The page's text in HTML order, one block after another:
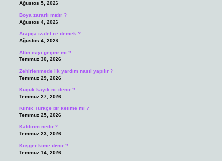
Ağustos 5, 2026
Boya zararlı mıdır ?
Ağustos 4, 2026
Arapça izafet ne demek ?
Ağustos 4, 2026
Altın ısıyı geçirir mi ?
Temmuz 30, 2026
Zehirlenmede ilk yardım nasıl yapılır ?
Temmuz 29, 2026
Küçük kayık ne denir ?
Temmuz 27, 2026
Klinik Türkçe bir kelime mi ?
Temmuz 25, 2026
Kaldırım nedir ?
Temmuz 23, 2026
Köşger kime denir ?
Temmuz 14, 2026